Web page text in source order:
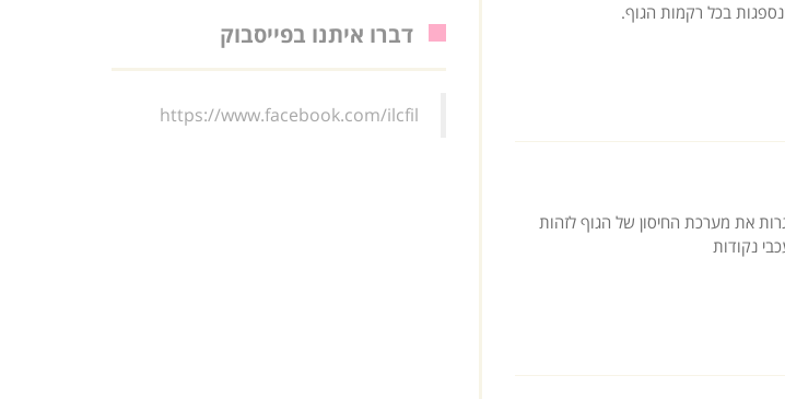
בכל רקמות הגוף.
את מערכת החיסון של הגוף לזהות
נקודות
דברו איתנו בפייסבוק
https://www.facebook.com/ilcfil